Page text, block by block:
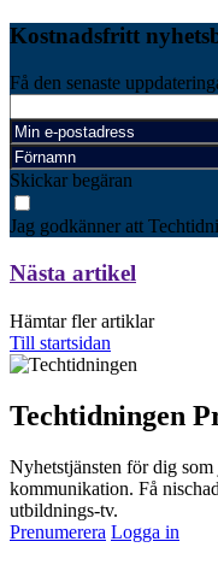
Kostnadsfritt
Få den senaste
Skickar begäran
Jag godkänner att
Nästa artikel
Hämtar fler artiklar
Till startsidan
Techtidningen
Nyhetstjänsten för dig
kommunikation. Få
utbildnings-tv.
Prenumerera Logga in